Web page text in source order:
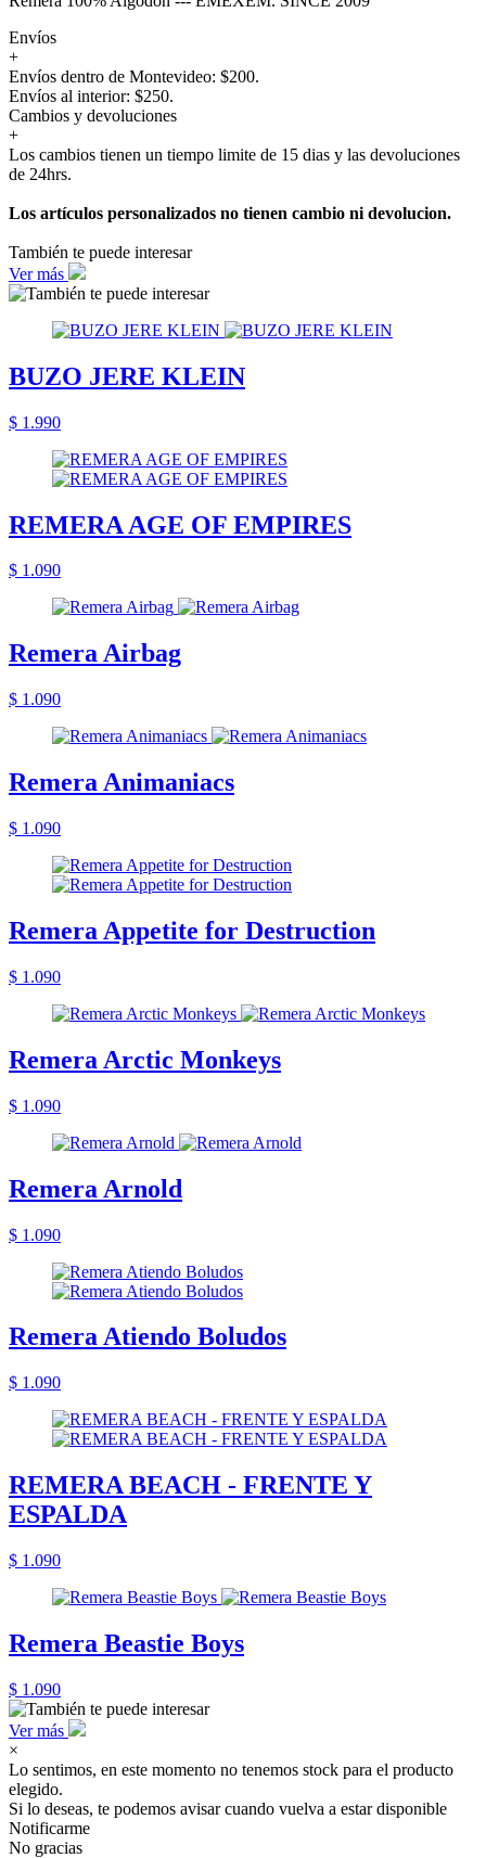
Envíos
+
Envíos dentro de Montevideo: $200.
Envíos al interior: $250.
Cambios y devoluciones
+
Los cambios tienen un tiempo limite de 15 dias y las devoluciones
de 24hrs.
Los artículos personalizados no tienen cambio ni devolucion.
También te puede interesar
Ver más
BUZO JERE KLEIN
$ 1.990
REMERA AGE OF EMPIRES
$ 1.090
Remera Airbag
$ 1.090
Remera Animaniacs
$ 1.090
Remera Appetite for Destruction
$ 1.090
Remera Arctic Monkeys
$ 1.090
Remera Arnold
$ 1.090
Remera Atiendo Boludos
$ 1.090
REMERA BEACH - FRENTE Y
ESPALDA
$ 1.090
Remera Beastie Boys
$ 1.090
Ver más
×
Lo sentimos, en este momento no tenemos stock para el producto
elegido.
Si lo deseas, te podemos avisar cuando vuelva a estar disponible
Notificarme
No gracias